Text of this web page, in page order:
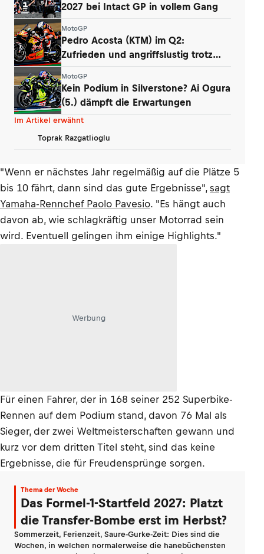
2027 bei Intact GP in vollem Gang
MotoGP
Pedro Acosta (KTM) im Q2:
Zufrieden und angriffslustig trotz
MotoGP
Kein Podium in Silverstone? Ai Ogura
(5.) dämpft die Erwartungen
Im Artikel erwähnt
Toprak Razgatlioglu
"Wenn er nächstes Jahr regelmäßig auf die Plätze 5
bis 10 fährt, dann sind das gute Ergebnisse", sagt
Yamaha-Rennchef Paolo Pavesio. "Es hängt auch
davon ab, wie schlagkräftig unser Motorrad sein
wird. Eventuell gelingen ihm einige Highlights."
Werbung
Für einen Fahrer, der in 168 seiner 252 Superbike-
Rennen auf dem Podium stand, davon 76 Mal als
Sieger, der zwei Weltmeisterschaften gewann und
kurz vor dem dritten Titel steht, sind das keine
Ergebnisse, die für Freudensprünge sorgen.
Thema der Woche
Das Formel-1-Startfeld 2027: Platzt
die Transfer-Bombe erst im Herbst?
Sommerzeit, Ferienzeit, Saure-Gurke-Zeit: Dies sind die
Wochen, in welchen normalerweise die hanebüchensten